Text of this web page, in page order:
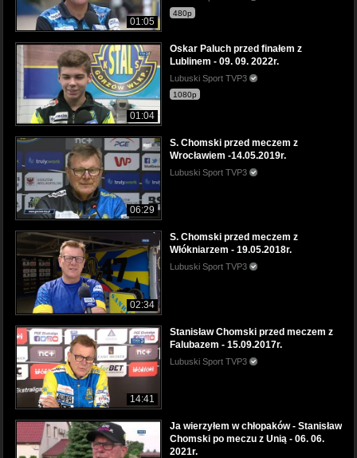
01:05
480p
01:04
Oskar Paluch przed finałem z
Lublinem - 09. 09. 2022r.
Lubuski Sport TVP3
1080p
06:29
S. Chomski przed meczem z
Wrocławiem -14.05.2019r.
Lubuski Sport TVP3
02:34
S. Chomski przed meczem z
Włókniarzem - 19.05.2018r.
Lubuski Sport TVP3
14:41
Stanisław Chomski przed meczem z
Falubazem - 15.09.2017r.
Lubuski Sport TVP3
Ja wierzyłem w chłopaków - Stanisław
Chomski po meczu z Unią - 06. 06.
2021r.